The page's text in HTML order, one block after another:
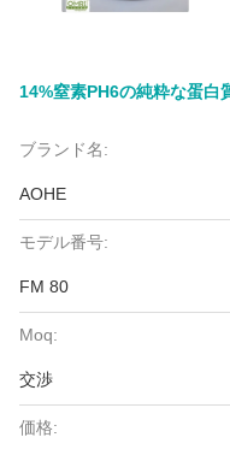
14%窒素PH6の純粋な蛋白
ブランド名:
AOHE
モデル番号:
FM 80
Moq:
交渉
価格: